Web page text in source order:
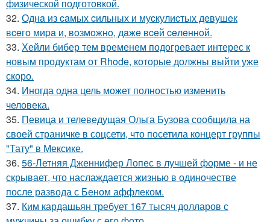
физической подготовкой.
32. Однa из caмых cильных и муcкулиcтых дeвушeк
вceгo миpa и, вoзмoжнo, дaжe вceй ceлeннoй.
33. Хейли бибер тем временем подогревает интерес к
новым продуктам от Rhode, которые должны выйти уже
скоро.
34. Иногда одна цель может полностью изменить
человека.
35. Певица и телеведущая Ольга Бузова сообщила на
своей страничке в соцсети, что посетила концерт группы
"Тату" в Мексике.
36. 56-Летняя Дженнифер Лопес в лучшей форме - и не
скрывает, что наслаждается жизнью в одиночестве
после развода с Беном аффлеком.
37. Ким кардашьян требует 167 тысяч долларов с